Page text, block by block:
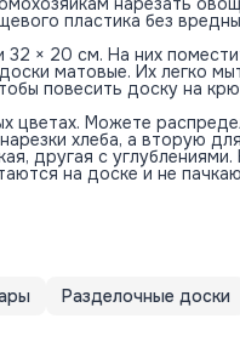
пластика без
32 × 20 см. На них
матовые. Их легко
повесить доску на
цветах. Можете
хлеба, а вторую
другая с
на доске и не
Разделочные доски